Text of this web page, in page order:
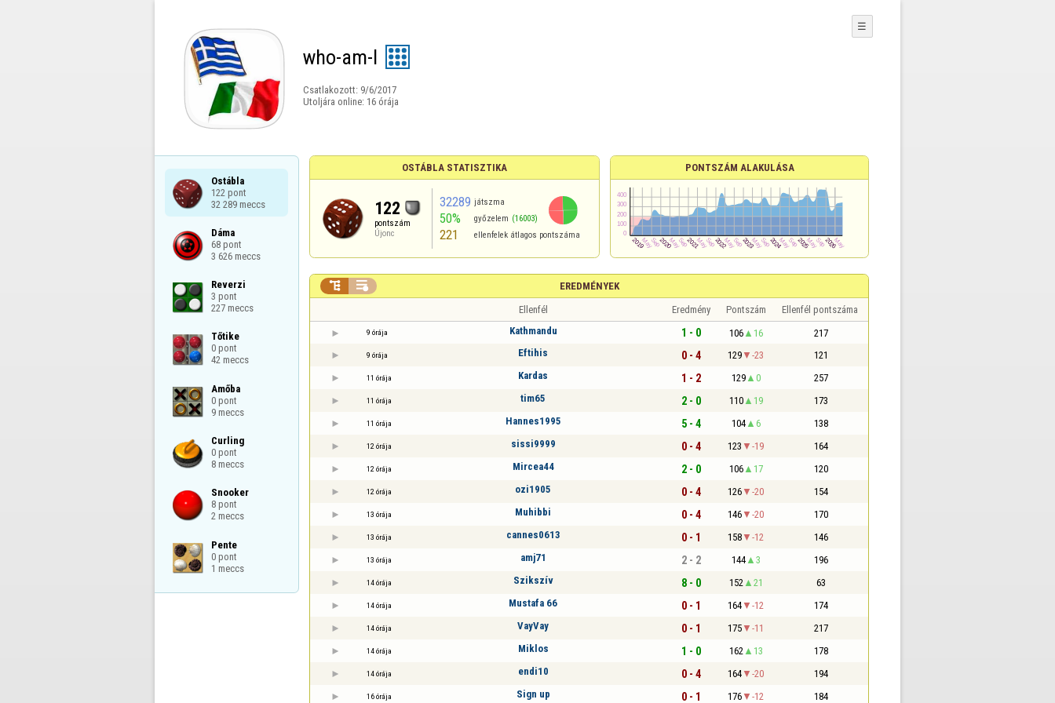
who-am-I
Csatlakozott: 9/6/2017
Utoljára online: 16 órája
☰
Ostábla
122 pont
32 289 meccs
Dáma
68 pont
3 626 meccs
Reverzi
3 pont
227 meccs
Tőtike
0 pont
42 meccs
Amőba
0 pont
9 meccs
Curling
0 pont
8 meccs
Snooker
8 pont
2 meccs
Pente
0 pont
1 meccs
OSTÁBLA STATISZTIKA
122
pontszám
Újonc
32289 játszma
50% győzelem (16003)
221 ellenfelek átlagos pontszáma
PONTSZÁM ALAKULÁSA
EREDMÉNYEK
 
Ellenfél Eredmény Pontszám Ellenfél pontszáma
9 órája Kathmandu 1 - 0 106 16 217
9 órája Eftihis 0 - 4 129 -23 121
11 órája Kardas 1 - 2 129 0 257
11 órája tim65 2 - 0 110 19 173
11 órája Hannes1995 5 - 4 104 6 138
12 órája sissi9999 0 - 4 123 -19 164
12 órája Mircea44 2 - 0 106 17 120
12 órája ozi1905 0 - 4 126 -20 154
13 órája Muhibbi 0 - 4 146 -20 170
13 órája cannes0613 0 - 1 158 -12 146
13 órája amj71 2 - 2 144 3 196
14 órája Szikszív 8 - 0 152 21 63
14 órája Mustafa 66 0 - 1 164 -12 174
14 órája VayVay 0 - 1 175 -11 217
14 órája Miklos 1 - 0 162 13 178
14 órája endi10 0 - 4 164 -20 194
16 órája Sign up 0 - 1 176 -12 184